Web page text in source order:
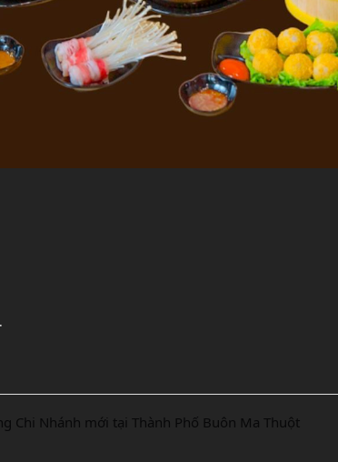
Chi Nhánh mới tại Thành Phố Buôn Ma Thuột